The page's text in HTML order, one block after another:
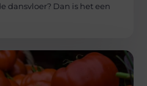
dansvloer? Dan is het een